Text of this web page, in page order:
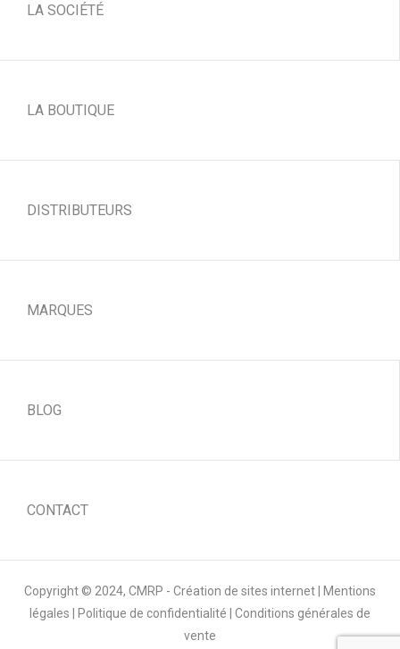
LA SOCIÉTÉ
LA BOUTIQUE
DISTRIBUTEURS
MARQUES
BLOG
CONTACT
Copyright © 2024, CMRP - Création de sites internet
Mentions
légales
Politique de confidentialité
Conditions générales de
vente